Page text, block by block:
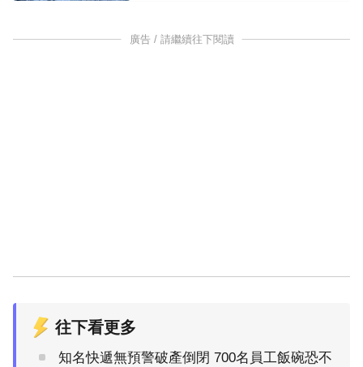
廣告 / 請繼續往下閱讀
往下看更多
知名快遞無預警破產倒閉 700名員工飯碗恐不